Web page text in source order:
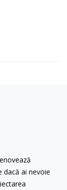
dacă ai nevoie